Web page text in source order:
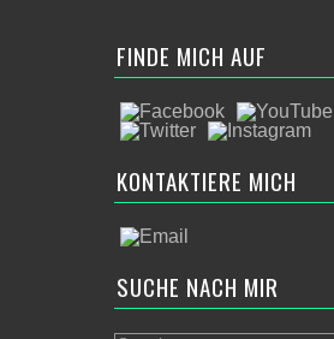
FINDE MICH AUF
KONTAKTIERE MICH
SUCHE NACH MIR